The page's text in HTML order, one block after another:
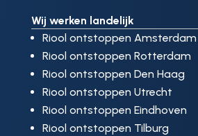
Wij werken landelijk
Riool ontstoppen Amsterdam
Riool ontstoppen Rotterdam
Riool ontstoppen Den Haag
Riool ontstoppen Utrecht
Riool ontstoppen Eindhoven
Riool ontstoppen Tilburg